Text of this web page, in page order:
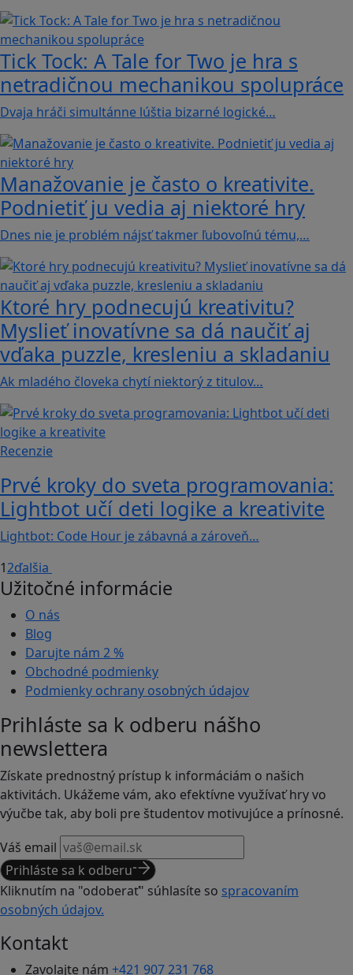
Tick Tock: A Tale for Tw‪o je hra s
netradičnou mechanikou spolupráce
Dvaja hráči simultánne lúštia bizarné logické…
Manažovanie je často o kreativite.
Podnietiť ju vedia aj niektoré hry
Dnes nie je problém nájsť takmer ľubovoľnú tému,…
Ktoré hry podnecujú kreativitu?
Myslieť inovatívne sa dá naučiť aj
vďaka puzzle, kresleniu a skladaniu
Ak mladého človeka chytí niektorý z titulov…
Recenzie
Prvé kroky do sveta programovania:
Lightbot učí deti logike a kreativite
Lightbot: Code Hour je zábavná a zároveň…
12ďalšia
Užitočné informácie
O nás
Blog
Darujte nám 2 %
Obchodné podmienky
Podmienky ochrany osobných údajov
Prihláste sa k odberu nášho
newslettera
Získate prednostný prístup k informáciám o našich
aktivitách. Ukážeme vám, ako efektívne využívať hry vo
výučbe tak, aby boli pre študentov motivujúce a prínosné.
Váš email
Prihláste sa k odberu
Kliknutím na "odoberať" súhlasíte so spracovaním
osobných údajov.
Kontakt
Zavolajte nám +421 907 231 768